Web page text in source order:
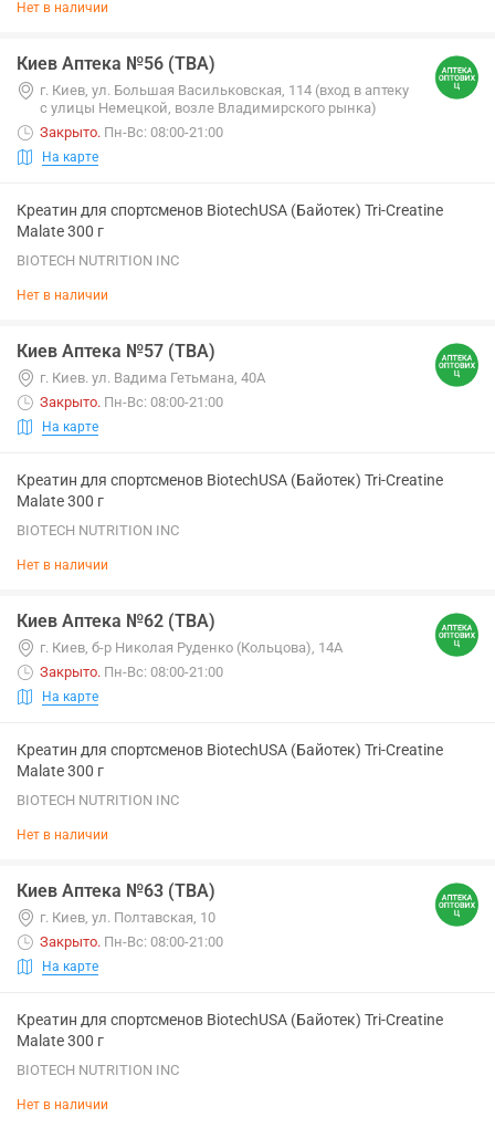
Нет в наличии
Киев Аптека №56 (ТВА)
г. Киев, ул. Большая Васильковская, 114 (вход в аптеку
с улицы Немецкой, возле Владимирского рынка)
Закрыто. Пн-Вс: 08:00-21:00
На карте
Креатин для спортсменов BiotechUSA (Байотек) Tri-Creatine
Malate 300 г
BIOTECH NUTRITION INC
Нет в наличии
Киев Аптека №57 (ТВА)
г. Киев. ул. Вадима Гетьмана, 40А
Закрыто. Пн-Вс: 08:00-21:00
На карте
Креатин для спортсменов BiotechUSA (Байотек) Tri-Creatine
Malate 300 г
BIOTECH NUTRITION INC
Нет в наличии
Киев Аптека №62 (ТВА)
г. Киев, б-р Николая Руденко (Кольцова), 14А
Закрыто. Пн-Вс: 08:00-21:00
На карте
Креатин для спортсменов BiotechUSA (Байотек) Tri-Creatine
Malate 300 г
BIOTECH NUTRITION INC
Нет в наличии
Киев Аптека №63 (ТВА)
г. Киев, ул. Полтавская, 10
Закрыто. Пн-Вс: 08:00-21:00
На карте
Креатин для спортсменов BiotechUSA (Байотек) Tri-Creatine
Malate 300 г
BIOTECH NUTRITION INC
Нет в наличии